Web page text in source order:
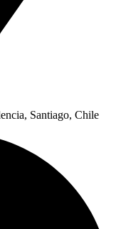
Santiago, Chile